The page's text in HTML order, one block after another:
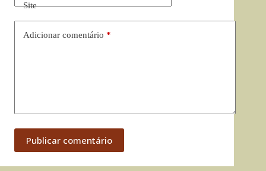
Site
Adicionar comentário *
Publicar comentário